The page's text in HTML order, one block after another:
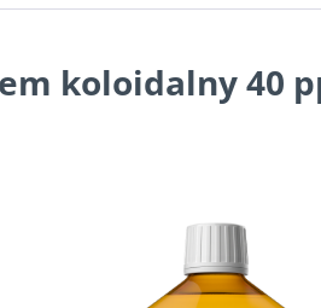
koloidalny 40